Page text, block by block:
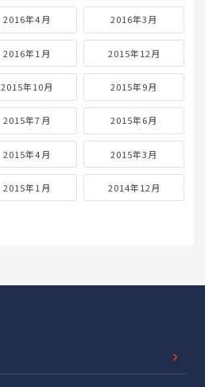
2016年4月 2016年3月
2016年1月 2015年12月
2015年10月 2015年9月
2015年7月 2015年6月
2015年4月 2015年3月
2015年1月 2014年12月